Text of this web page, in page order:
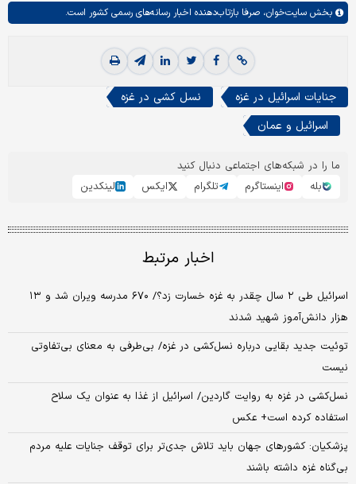
بخش سایت‌خوان، صرفا بازتاب‌دهنده اخبار رسانه‌های رسمی کشور است.
جنایات اسرائیل در غزه
نسل کشی در غزه
اسرائیل و عمان
ما را در شبکه‌های اجتماعی دنبال کنید
بله
اینستاگرم تلگرام ایکس لینکدین
اخبار مرتبط
اسرائیل طی ۲ سال چقدر به غزه خسارت زد؟/ ۶۷۰ مدرسه ویران شد و ۱۳
هزار دانش‌آموز شهید شدند
توئیت جدید بقایی درباره نسل‌کشی در غزه/ بی‌طرفی به معنای بی‌تفاوتی
نیست
نسل‌کشی در غزه به روایت گاردین/ اسرائیل از غذا به عنوان یک سلاح
استفاده کرده است+ عکس
پزشکیان: کشورهای جهان باید تلاش جدی‌تر برای توقف جنایات علیه مردم
بی‌گناه غزه داشته باشند